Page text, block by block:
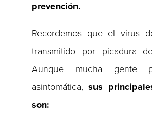
prevención.
Recordemos que el virus
transmitido por picadura
Aunque mucha gente
asintomática,sus
son: